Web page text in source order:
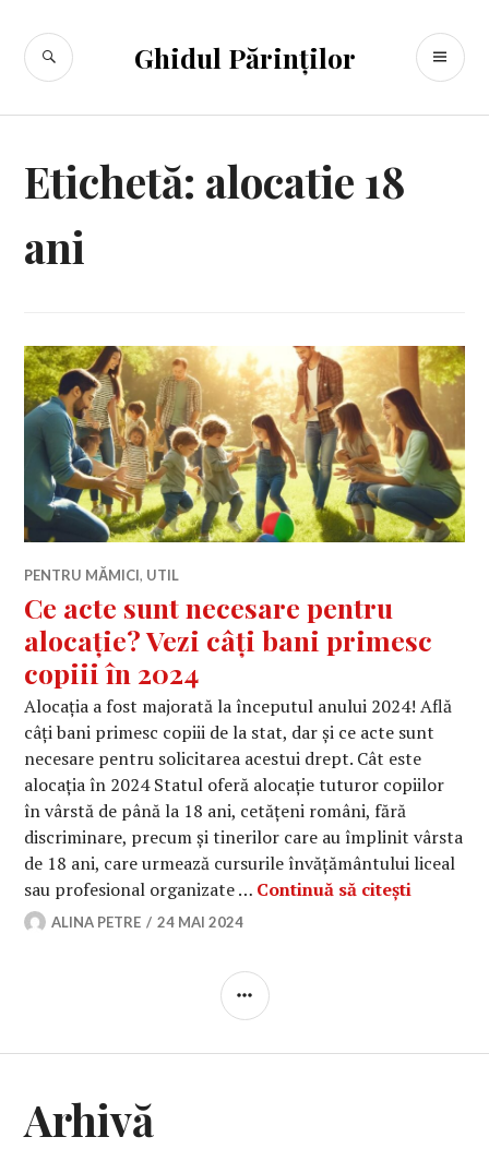
conținut
Ghidul Părinților
CĂUTARE
Etichetă: alocatie 18
ani
PENTRU MĂMICI, UTIL
Ce acte sunt necesare pentru
alocație? Vezi câți bani primesc
copiii în 2024
Alocația a fost majorată la începutul anului 2024! Află
câți bani primesc copiii de la stat, dar și ce acte sunt
necesare pentru solicitarea acestui drept. Cât este
alocația în 2024 Statul oferă alocație tuturor copiilor
în vârstă de până la 18 ani, cetățeni români, fără
discriminare, precum şi tinerilor care au împlinit vârsta
de 18 ani, care urmează cursurile învățământului liceal
sau profesional organizate … Continuă să citești
ALINA PETRE 24 MAI 2024
BARĂ
Arhivă